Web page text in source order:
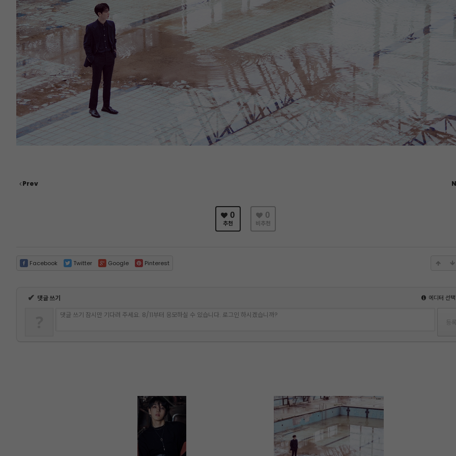
Prev
0
추천
0
비추천
Facebook Twitter Google Pinterest
✔ 댓글 쓰기 에디터 선
댓글 쓰기 잠시만 기다려 주세요. 8/11부터 응모하실 수 있습니다. 로그인 하시겠습니까?